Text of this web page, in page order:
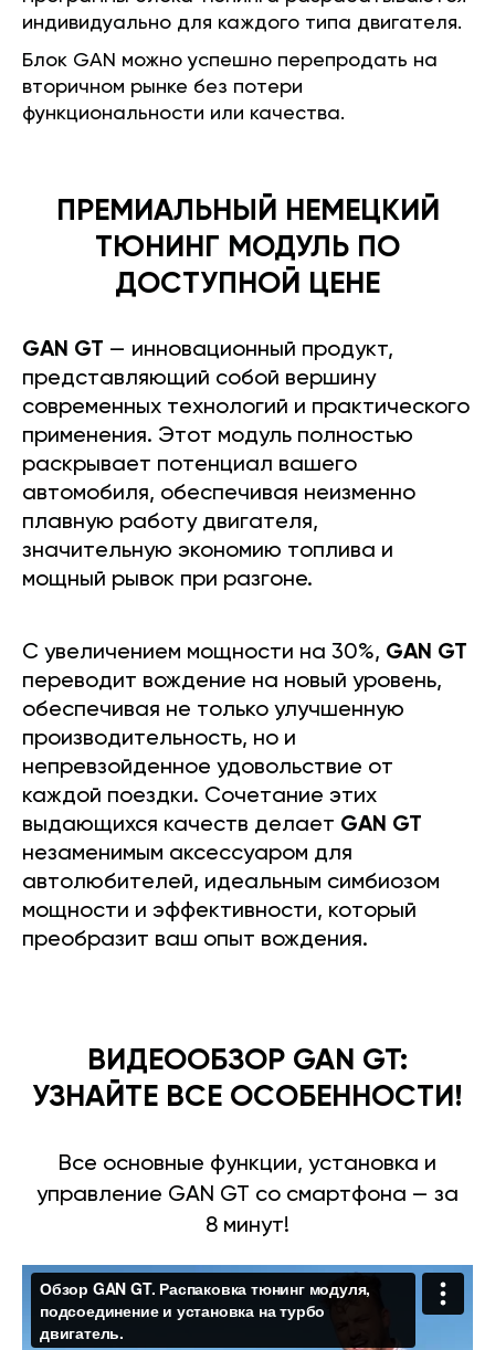
индивидуально для каждого типа двигателя.
Блок GAN можно успешно перепродать на
вторичном рынке без потери
функциональности или качества.
ПРЕМИАЛЬНЫЙ НЕМЕЦКИЙ
ТЮНИНГ МОДУЛЬ ПО
ДОСТУПНОЙ ЦЕНЕ
GAN GT — инновационный продукт,
представляющий собой вершину
современных технологий и практического
применения. Этот модуль полностью
раскрывает потенциал вашего
автомобиля, обеспечивая неизменно
плавную работу двигателя,
значительную экономию топлива и
мощный рывок при разгоне.
С увеличением мощности на 30%, GAN GT
переводит вождение на новый уровень,
обеспечивая не только улучшенную
производительность, но и
непревзойденное удовольствие от
каждой поездки. Сочетание этих
выдающихся качеств делает GAN GT
незаменимым аксессуаром для
автолюбителей, идеальным симбиозом
мощности и эффективности, который
преобразит ваш опыт вождения.
ВИДЕООБЗОР GAN GT:
УЗНАЙТЕ ВСЕ ОСОБЕННОСТИ!
Все основные функции, установка и
управление GAN GT со смартфона — за
8 минут!